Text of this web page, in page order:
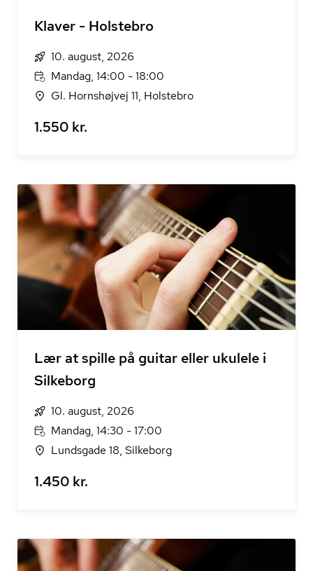
Klaver - Holstebro
10. august, 2026
Mandag, 14:00 - 18:00
Gl. Hornshøjvej 11, Holstebro
1.550 kr.
Lær at spille på guitar eller ukulele i
Silkeborg
10. august, 2026
Mandag, 14:30 - 17:00
Lundsgade 18, Silkeborg
1.450 kr.